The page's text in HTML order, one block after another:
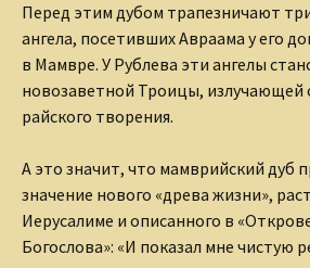
Перед этим дубом трапезничают
ангела, посетивших Авраама у его
в Мамвре. У Рублева эти ангелы
новозаветной Троицы, излучающей
райского творения.
А это значит, что мамврийский дуб
значение нового «древа жизни»,
Иерусалиме и описанного в
Богослова»: «И показал мне чистую